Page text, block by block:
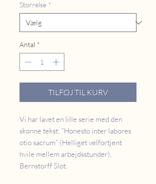
Størrelse *
Antal *
TILFØJ TIL KURV
Vi har lavet en lille serie med den
skønne tekst: ”Honesto inter labores
otio sacrum” (Helliget velfortjent
hvile mellem arbejdsstunder),
Bernstorff Slot.